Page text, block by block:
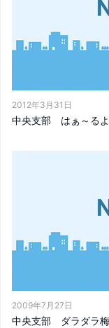
2012年3月31日
中央支部 はぁ～る
2009年7月27日
中央支部 ダラダラ